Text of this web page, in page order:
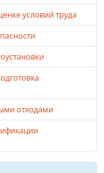
условий труда
отходами